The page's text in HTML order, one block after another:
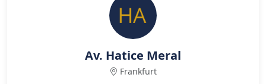
Av. Hatice Meral
Frankfurt